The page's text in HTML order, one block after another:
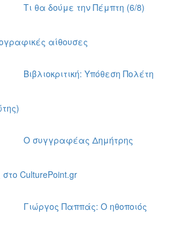
Τι θα δούμε την Πέμπτη (6/8)
αίθουσες
Βιβλιοκριτική: Υπόθεση Πολέτη
Ο συγγραφέας Δημήτρης
CulturePoint.gr
Γιώργος Παππάς: Ο ηθοποιός